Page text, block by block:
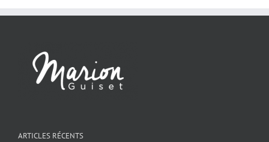
ARTICLES RÉCENTS